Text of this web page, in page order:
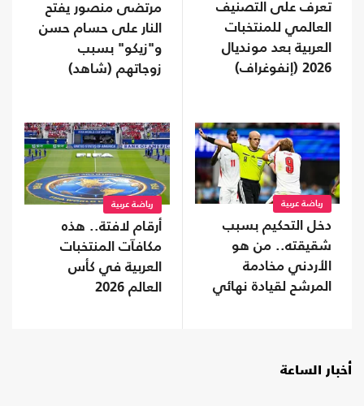
تعرف على التصنيف
العالمي للمنتخبات
العربية بعد مونديال
2026 (إنفوغراف)
مرتضى منصور يفتح
النار على حسام حسن
و"زيكو" بسبب
زوجاتهم (شاهد)
رياضة عربية
دخل التحكيم بسبب
شقيقته.. من هو
الأردني مخادمة
المرشح لقيادة نهائي
رياضة عربية
أرقام لافتة.. هذه
مكافآت المنتخبات
العربية في كأس
العالم 2026
أخبار الساعة